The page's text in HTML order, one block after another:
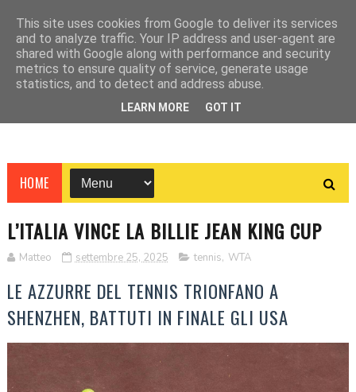
HOME
L’ITALIA VINCE LA BILLIE JEAN KING CUP
Matteo settembre 25, 2025 tennis, WTA
LE AZZURRE DEL TENNIS TRIONFANO A
SHENZHEN, BATTUTI IN FINALE GLI USA
This site uses cookies from Google to deliver its services
and to analyze traffic. Your IP address and user-agent are
shared with Google along with performance and security
metrics to ensure quality of service, generate usage
statistics, and to detect and address abuse.
LEARN MORE GOT IT